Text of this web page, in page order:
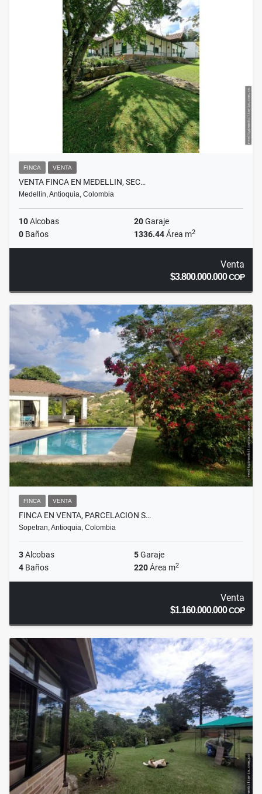
FINCA VENTA
VENTA FINCA EN MEDELLIN, SEC…
Medellín, Antioquia, Colombia
10Alcobas 20Garaje
0 Baños 1336.44Área m2
Venta
$3.800.000.000COP
FINCA VENTA
FINCA EN VENTA, PARCELACION S…
Sopetran, Antioquia, Colombia
3Alcobas 5Garaje
4 Baños 220Área m2
Venta
$1.160.000.000COP